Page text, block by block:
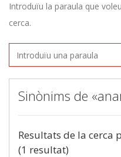
Introduïu la paraula que
cerca.
Sinònims de
Resultats de la cerca
(1 resultat)